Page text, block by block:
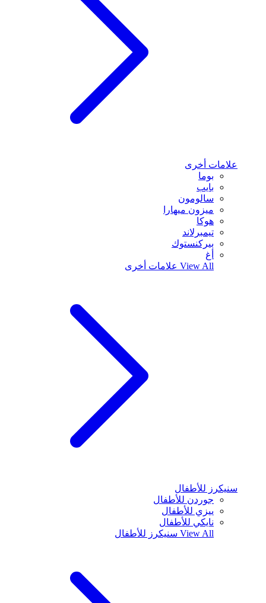
علامات أخرى
بوما
بايب
سالومون
ميزون ميهارا
هوكا
تيمبرلاند
بيركنستوك
أغ
View All علامات أخرى
سنيكرز للأطفال
جوردن للأطفال
ييزي للأطفال
نايكي للأطفال
View All سنيكرز للأطفال